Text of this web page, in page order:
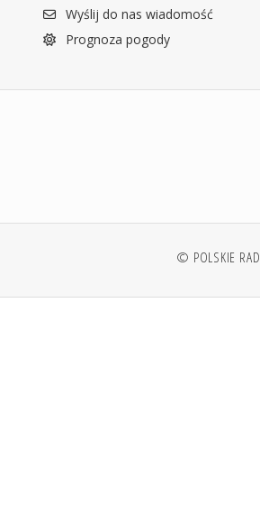
Wyślij do nas wiadomość
Prognoza pogody
© POLSKIE